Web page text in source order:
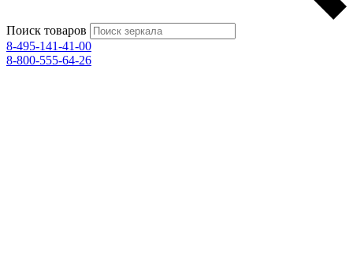
Поиск товаров
8-495-141-41-00
8-800-555-64-26